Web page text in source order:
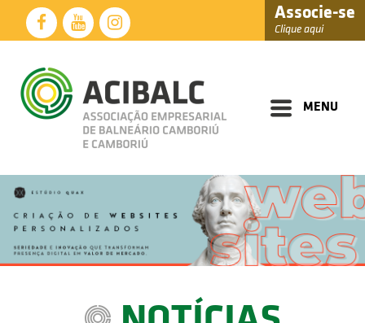
Associe-se
Clique aqui
MENU
Diretoria
Documentos
Soluções
Núcleos